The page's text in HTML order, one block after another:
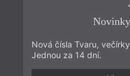
Nová čísla Tvaru,
Jednou za 14 dní.